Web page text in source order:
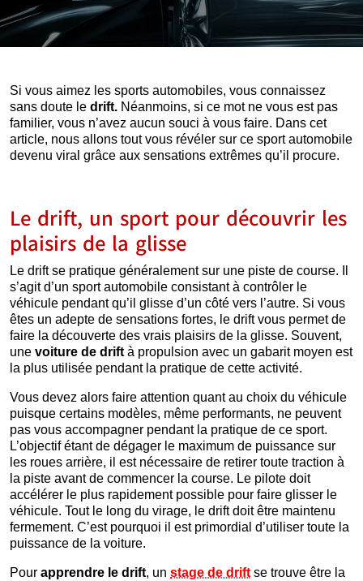
Si vous aimez les sports automobiles, vous connaissez
sans doute le drift. Néanmoins, si ce mot ne vous est pas
familier, vous n’avez aucun souci à vous faire. Dans cet
article, nous allons tout vous révéler sur ce sport automobile
devenu viral grâce aux sensations extrêmes qu’il procure.
Le drift, un sport pour découvrir les
plaisirs de la glisse
Le drift se pratique généralement sur une piste de course. Il
s’agit d’un sport automobile consistant à contrôler le
véhicule pendant qu’il glisse d’un côté vers l’autre. Si vous
êtes un adepte de sensations fortes, le drift vous permet de
faire la découverte des vrais plaisirs de la glisse. Souvent,
une voiture de drift à propulsion avec un gabarit moyen est
la plus utilisée pendant la pratique de cette activité.
Vous devez alors faire attention quant au choix du véhicule
puisque certains modèles, même performants, ne peuvent
pas vous accompagner pendant la pratique de ce sport.
L’objectif étant de dégager le maximum de puissance sur
les roues arrière, il est nécessaire de retirer toute traction à
la piste avant de commencer la course. Le pilote doit
accélérer le plus rapidement possible pour faire glisser le
véhicule. Tout le long du virage, le drift doit être maintenu
fermement. C’est pourquoi il est primordial d’utiliser toute la
puissance de la voiture.
Pour apprendre le drift, un stage de drift se trouve être la